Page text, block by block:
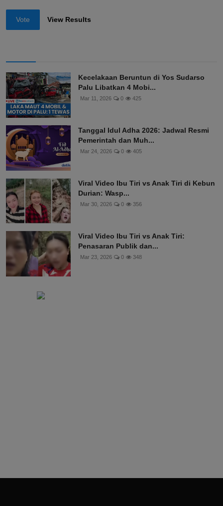
Vote View Results
Kecelakaan Beruntun di Yos Sudarso
Palu Libatkan 4 Mobi...
Mar 11, 2026 0 425
Tanggal Idul Adha 2026: Jadwal Resmi
Pemerintah dan Muh...
Mar 24, 2026 0 405
Viral Video Ibu Tiri vs Anak Tiri di Kebun
Durian: Wasp...
Mar 30, 2026 0 356
Viral Video Ibu Tiri vs Anak Tiri:
Penasaran Publik dan...
Mar 23, 2026 0 348